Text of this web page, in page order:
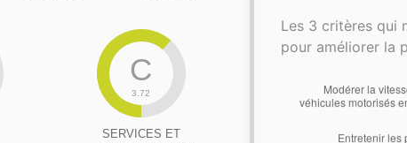
C
3.72
SERVICES ET
Les 3 critères qui
pour améliorer la